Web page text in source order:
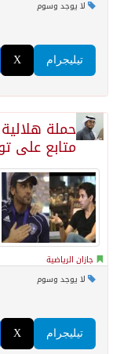
لا يوجد وسوم
X تيليجرام
متابع على
جازان الرياضية
لا يوجد وسوم
X تيليجرام